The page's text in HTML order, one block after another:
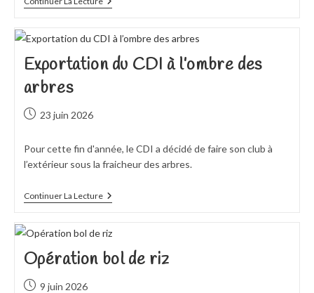
MEDIA
CDI
Exportation du CDI à l’ombre des
arbres
Publication
23 juin 2026
Pour cette fin d'année, le CDI a décidé de faire son club à
l’extérieur sous la fraicheur des arbres.
Continuer La LectureExportation
Du
À
L’ombre
Des
Arbres
Opération bol de riz
Publication
9 juin 2026